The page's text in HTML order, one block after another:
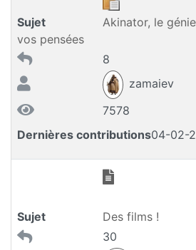
Sujet
Akinator, le
vos pensées
8
zamaiev
7578
Dernières contributions04-02-
Sujet
Des films !
30